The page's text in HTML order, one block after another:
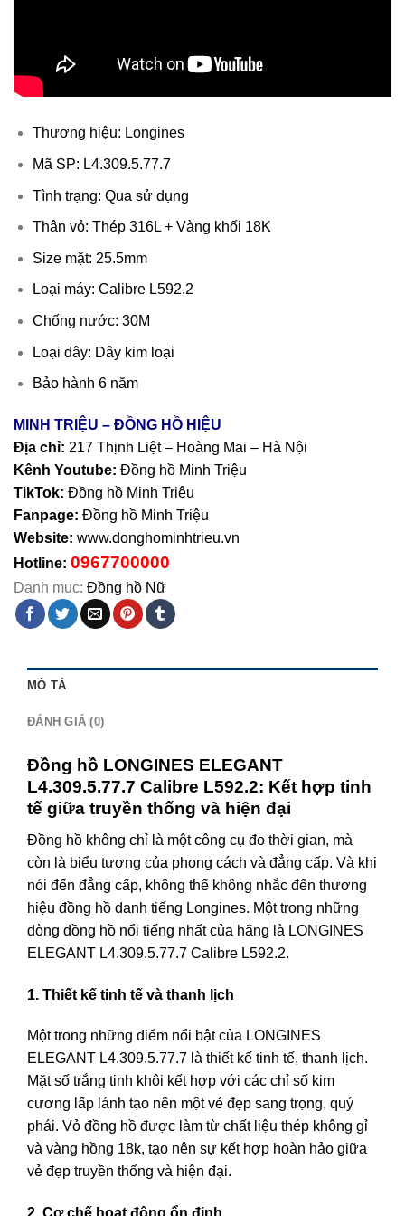
Thương hiệu: Longines
Mã SP: L4.309.5.77.7
Tình trạng: Qua sử dụng
Thân vỏ: Thép 316L + Vàng khối 18K
Size mặt: 25.5mm
Loại máy: Calibre L592.2
Chống nước: 30M
Loại dây: Dây kim loại
Bảo hành 6 năm
MINH TRIỆU – ĐỒNG HỒ HIỆU
Địa chỉ: 217 Thịnh Liệt – Hoàng Mai – Hà Nội
Kênh Youtube: Đồng hồ Minh Triệu
TikTok: Đồng hồ Minh Triệu
Fanpage: Đồng hồ Minh Triệu
Website: www.donghominhtrieu.vn
Hotline: 0967700000
Danh mục: Đồng hồ Nữ
MÔ TẢ
ĐÁNH GIÁ (0)
Đồng hồ LONGINES ELEGANT
L4.309.5.77.7 Calibre L592.2: Kết hợp tinh
tế giữa truyền thống và hiện đại
Đồng hồ không chỉ là một công cụ đo thời gian, mà
còn là biểu tượng của phong cách và đẳng cấp. Và khi
nói đến đẳng cấp, không thể không nhắc đến thương
hiệu đồng hồ danh tiếng Longines. Một trong những
dòng đồng hồ nổi tiếng nhất của hãng là LONGINES
ELEGANT L4.309.5.77.7 Calibre L592.2.
1. Thiết kế tinh tế và thanh lịch
Một trong những điểm nổi bật của LONGINES
ELEGANT L4.309.5.77.7 là thiết kế tinh tế, thanh lịch.
Mặt số trắng tinh khôi kết hợp với các chỉ số kim
cương lấp lánh tạo nên một vẻ đẹp sang trọng, quý
phái. Vỏ đồng hồ được làm từ chất liệu thép không gỉ
và vàng hồng 18k, tạo nên sự kết hợp hoàn hảo giữa
vẻ đẹp truyền thống và hiện đại.